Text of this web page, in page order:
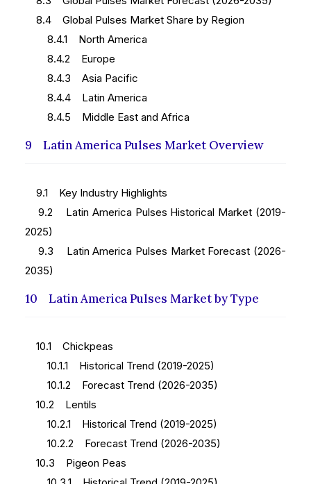
8.4 Global Pulses Market Share by Region
8.4.1 North America
8.4.2 Europe
8.4.3 Asia Pacific
8.4.4 Latin America
8.4.5 Middle East and Africa
9 Latin America Pulses Market Overview
9.1 Key Industry Highlights
9.2 Latin America Pulses Historical Market (2019-
2025)
9.3 Latin America Pulses Market Forecast (2026-
2035)
10 Latin America Pulses Market by Type
10.1 Chickpeas
10.1.1 Historical Trend (2019-2025)
10.1.2 Forecast Trend (2026-2035)
10.2 Lentils
10.2.1 Historical Trend (2019-2025)
10.2.2 Forecast Trend (2026-2035)
10.3 Pigeon Peas